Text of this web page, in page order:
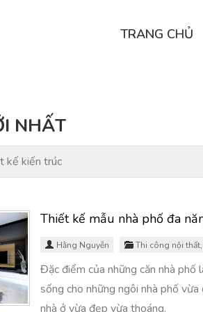
TRANG CHỦ
NHẤT
kế kiến trúc
Thiết kế mẫu nhà phố đa
Hằng Nguyễn Thi công nội thất,
Đặc điểm của những căn nhà phố
sống cho những ngôi nhà phố
nhà ở vừa đẹp vừa thoáng.